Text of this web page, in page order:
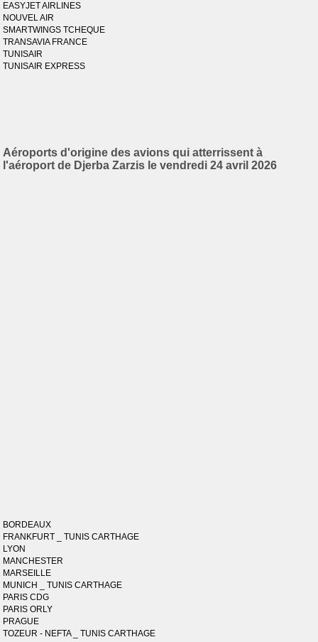
EASYJET AIRLINES
NOUVEL AIR
SMARTWINGS TCHEQUE
TRANSAVIA FRANCE
TUNISAIR
TUNISAIR EXPRESS
Aéroports d'origine des avions qui atterrissent à
l'aéroport de Djerba Zarzis le vendredi 24 avril 2026
BORDEAUX
FRANKFURT _ TUNIS CARTHAGE
LYON
MANCHESTER
MARSEILLE
MUNICH _ TUNIS CARTHAGE
PARIS CDG
PARIS ORLY
PRAGUE
TOZEUR - NEFTA _ TUNIS CARTHAGE